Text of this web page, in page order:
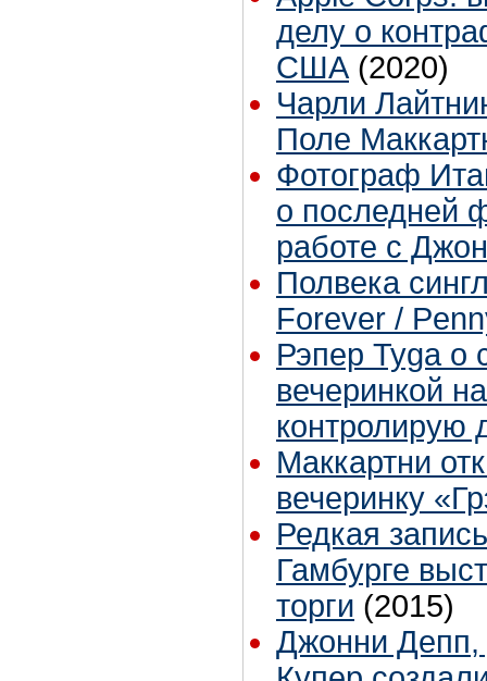
делу о
США (2020)
Чарли
Поле
Фотограф
о последней
работе с
Полвека
Forever /
Рэпер Tyga о
вечеринкой
контролирую
Маккартни
вечеринку
Редкая
Гамбурге
торги (2015)
Джонни